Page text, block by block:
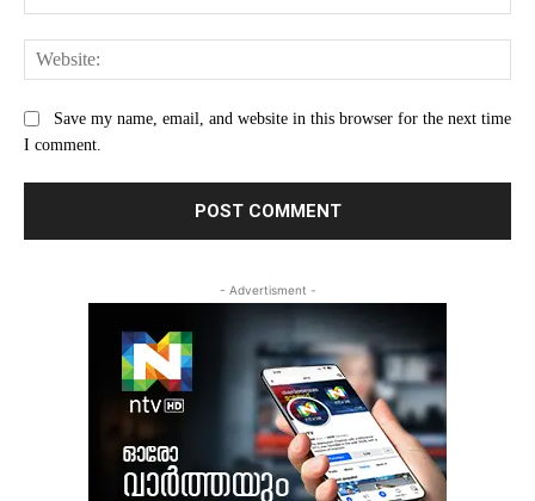
Save my name, email, and website in this browser for the next time
I comment.
- Advertisment -